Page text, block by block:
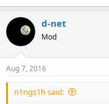
d-net
Mod
Aug 7, 2016
n1ngs1h said: